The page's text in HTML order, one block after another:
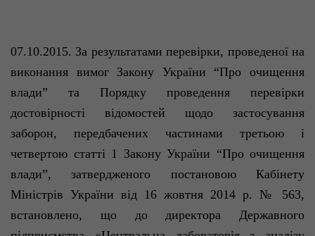
07.10.2015. За результатами перевірки, проведеної на
виконання вимог Закону України “Про очищення
влади” та Порядку проведення перевірки
достовірності відомостей щодо застосування
заборон, передбачених частинами третьою і
четвертою статті 1 Закону України “Про очищення
влади”, затвердженого постановою Кабінету
Міністрів України від 16 жовтня 2014 р. № 563,
встановлено, що до директора Державного